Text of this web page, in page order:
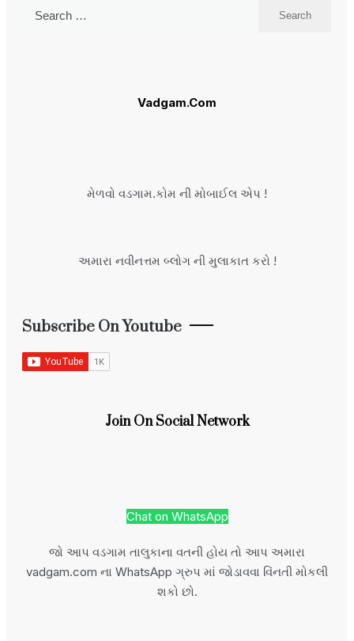
Vadgam.Com
મેળવો વડગામ.કોમ ની મોબાઈલ એપ !
અમારા નવીનત્તમ બ્લોગ ની મુલાકાત કરો !
Subscribe On Youtube
Join On Social Network
Chat on WhatsApp
જો આપ વડગામ તાલુકાના વતની હોય તો આપ અમારા
vadgam.com ના WhatsApp ગ્રુપ માં જોડાવવા વિંનતી મોકલી
શકો છો.